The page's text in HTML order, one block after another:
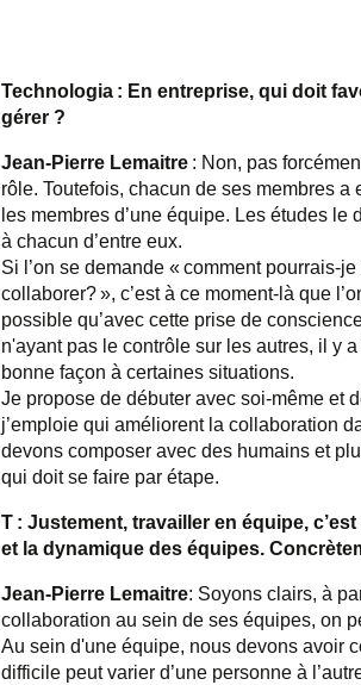
Technologia : En entreprise, qui doit
gérer ?
Jean-Pierre Lemaitre: Non, pas
rôle. Toutefois, chacun de ses membres
les membres d’une équipe. Les études
à chacun d’entre eux.
Si l’on se demande « comment pourrais-
collaborer? », c’est à ce moment-là que
possible qu’avec cette prise de
n'ayant pas le contrôle sur les autres, il y
bonne façon à certaines situations.
Je propose de débuter avec soi-même et
j’emploie qui améliorent la collaboration
devons composer avec des humains et
qui doit se faire par étape.
T : Justement, travailler en équipe,
et la dynamique des équipes.
Jean-Pierre Lemaitre: Soyons clairs, à
collaboration au sein de ses équipes, on
Au sein d'une équipe, nous devons avoir
difficile peut varier d’une personne à